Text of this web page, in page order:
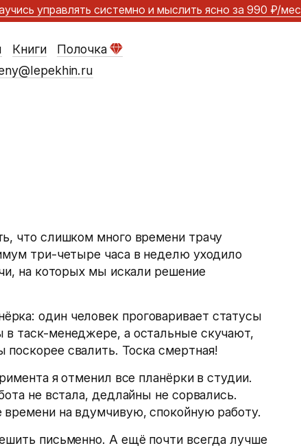
управлять системно и мыслить ясно за 990 ₽/мес
Книги
Полочка
что слишком много времени трачу
три-четыре часа в неделю уходило
на которых мы искали решение
один человек проговаривает статусы
в таск-менеджере, а остальные скучают,
свалить. Тоска смертная!
я отменил все планёрки в студии.
не встала, дедлайны не сорвались.
на вдумчивую, спокойную работу.
письменно. А ещё почти всегда лучше